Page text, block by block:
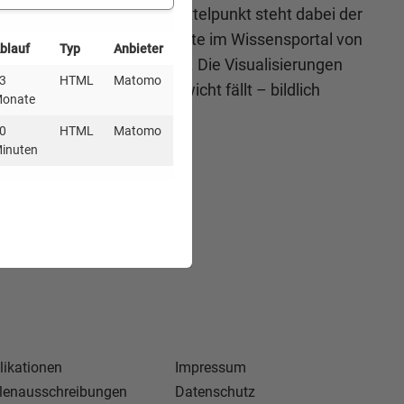
umzustellen. Im Mittelpunkt steht dabei der
als oft vermutet. Eine Karte im Wissensportal von
(ZIEL) im Detail dar. Die Visualisierungen
er grafisch kaum ins Gewicht fällt – bildlich
Impressum
Datenschutz
Typ Anbieter
HTML Matomo
HTML Matomo